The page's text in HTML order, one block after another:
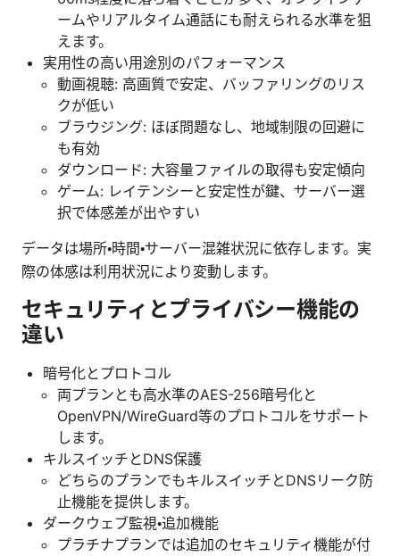
ームやリアルタイム通話にも耐えられる水準を狙
えます。
実用性の高い用途別のパフォーマンス
動画視聴: 高画質で安定、バッファリングのリス
クが低い
ブラウジング: ほぼ問題なし、地域制限の回避に
も有効
ダウンロード: 大容量ファイルの取得も安定傾向
ゲーム: レイテンシーと安定性が鍵、サーバー選
択で体感差が出やすい
データは場所・時間・サーバー混雑状況に依存します。実
際の体感は利用状況により変動します。
セキュリティとプライバシー機能の
違い
暗号化とプロトコル
両プランとも高水準のAES-256暗号化と
OpenVPN/WireGuard等のプロトコルをサポート
します。
キルスイッチとDNS保護
どちらのプランでもキルスイッチとDNSリーク防
止機能を提供します。
ダークウェブ監視・追加機能
プラチナプランでは追加のセキュリティ機能が付